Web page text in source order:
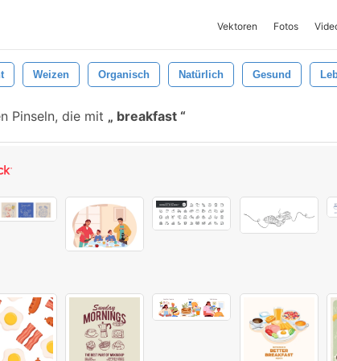
Vektoren Fotos
Weizen Organisch Natürlich Gesund
Pinseln, die mit breakfast